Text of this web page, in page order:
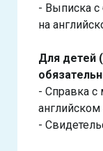
- Выписка с
на
Для детей
- Справка с
английском
-